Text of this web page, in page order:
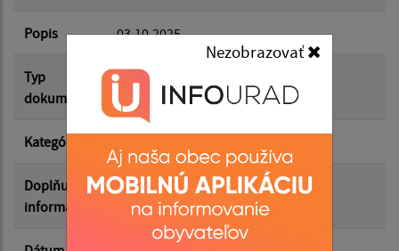
Nezobrazovať
Reset
Popis 03.10.2025
Typ
dokumentu
Zasadnutia OZ
Kategória
Doplňujúce
informácie